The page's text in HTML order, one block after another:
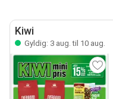
Kiwi
Gyldig: 3 aug. til 10 aug.